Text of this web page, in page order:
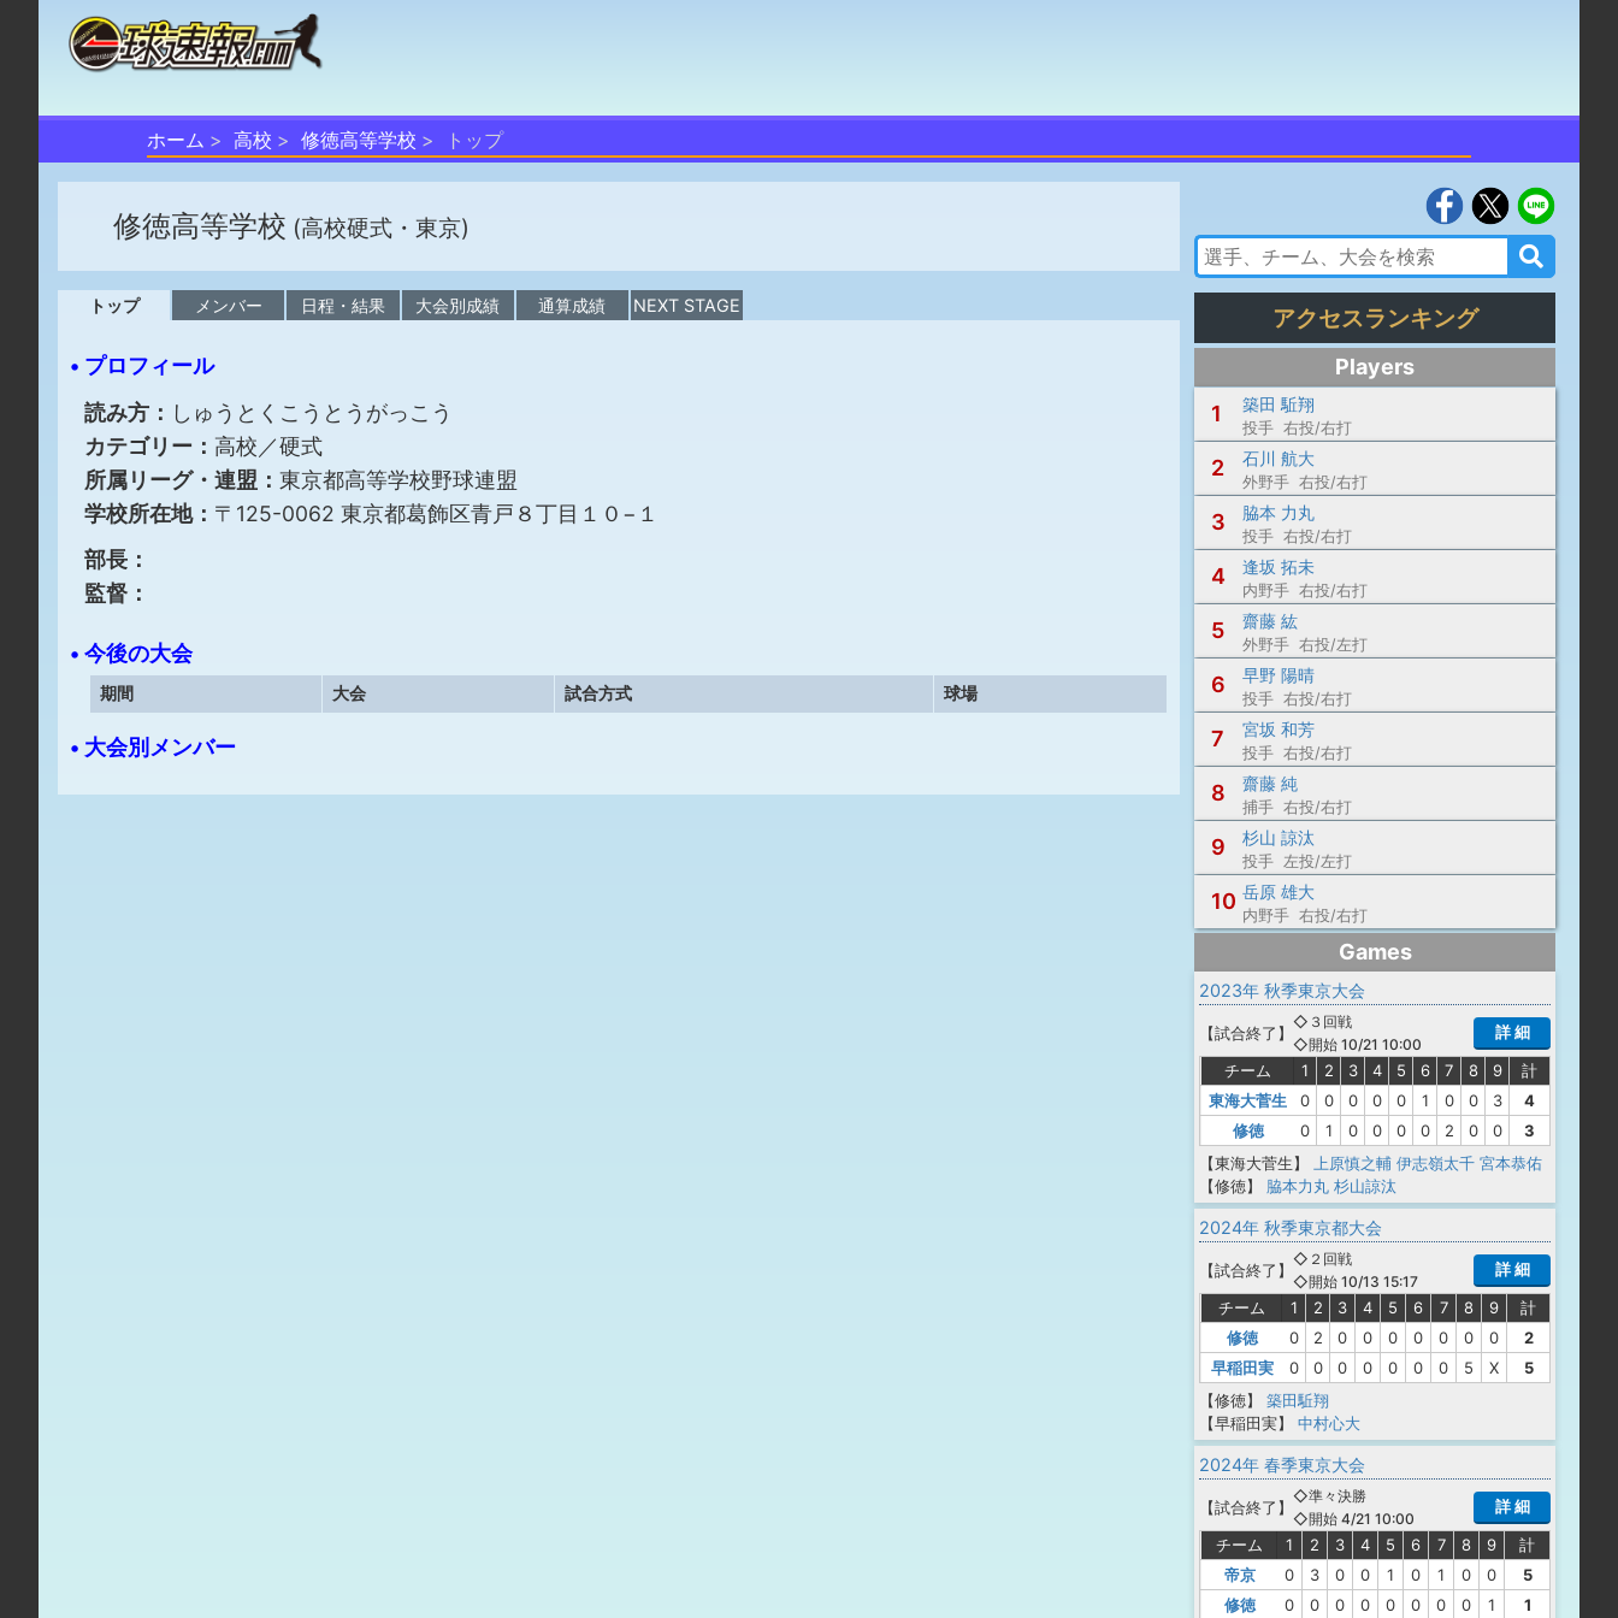
ホーム 高校 修徳高等学校 トップ
修徳高等学校 (高校硬式・東京)
トップ メンバー 日程・結果 大会別成績 通算成績 NEXT STAGE
• プロフィール
読み方： しゅうとくこうとうがっこう
カテゴリー： 高校／硬式
所属リーグ・連盟： 東京都高等学校野球連盟
学校所在地： 〒125-0062 東京都葛飾区青戸８丁目１０−１
部長：
監督：
• 今後の大会
期間 大会 試合方式 球場
• 大会別メンバー
アクセスランキング
Players
1
築田 駈翔
投手 右投/右打
2 石川 航大
外野手 右投/右打
3 脇本 力丸
投手 右投/右打
4 逢坂 拓未
内野手 右投/右打
5 齋藤 紘
外野手 右投/左打
6 早野 陽晴
投手 右投/右打
7 宮坂 和芳
投手 右投/右打
8 齋藤 純
捕手 右投/右打
9 杉山 諒汰
投手 左投/左打
10 岳原 雄大
内野手 右投/右打
Games
2023年 秋季東京大会
【試合終了 】
◇３回戦
◇開始 10/21 10:00
詳 細
チーム 1 2 3 4 5 6 7 8 9
計
東海大菅生
0 0 0 0 0 1 0 0 3
4
修徳
0 1 0 0 0 0 2 0 0
3
【東海大菅生】
上原慎之輔 伊志嶺太千 宮本恭佑
【修徳】
脇本力丸 杉山諒汰
2024年 秋季東京都大会
【試合終了 】
◇２回戦
◇開始 10/13 15:17
詳 細
チーム 1 2 3 4 5 6 7 8 9
計
修徳
0 2 0 0 0 0 0 0 0
2
早稲田実
0 0 0 0 0 0 0 5 X
5
【修徳】
築田駈翔
【早稲田実】
中村心大
2024年 春季東京大会
【試合終了 】
◇準々決勝
◇開始 4/21 10:00
詳 細
チーム 1 2 3 4 5 6 7 8 9
計
帝京
0 3 0 0 1 0 1 0 0
5
修徳
0 0 0 0 0 0 0 0 1 1